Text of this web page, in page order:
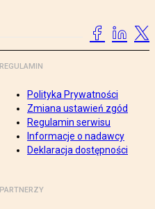
REGULAMIN
Polityka Prywatności
Zmiana ustawień zgód
Regulamin serwisu
Informacje o nadawcy
Deklaracja dostępności
PARTNERZY